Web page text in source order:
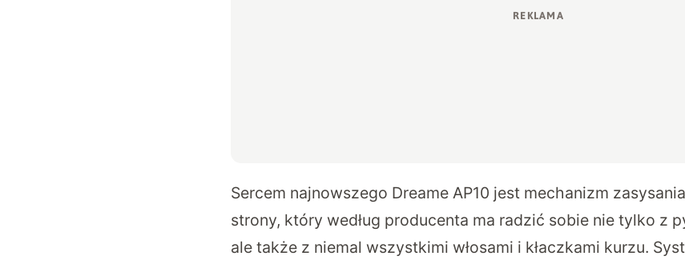
Sercem najnowszego Dreame AP10 jest mechanizm
strony, który według producenta ma radzić sobie nie tylko z
ale także z niemal wszystkimi włosami i kłaczkami kurzu.